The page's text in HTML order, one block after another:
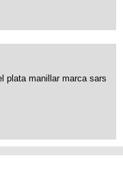
plata manillar marca sars